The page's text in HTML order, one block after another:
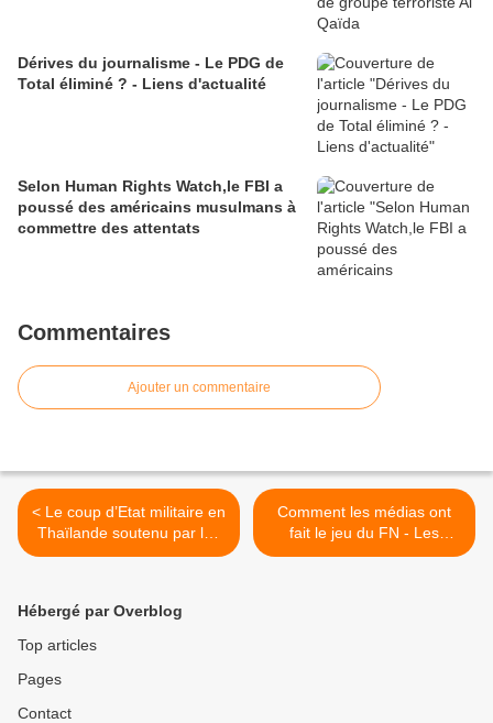
Dérives du journalisme - Le PDG de
Total éliminé ? - Liens d'actualité
Selon Human Rights Watch,le FBI a
poussé des américains musulmans à
commettre des attentats
Commentaires
Ajouter un commentaire
< Le coup d’Etat militaire en
Thaïlande soutenu par les
États-Unis
Comment les médias ont
fait le jeu du FN - Les
tweets d'eva sur le FN >
Hébergé par Overblog
Top articles
Pages
Contact